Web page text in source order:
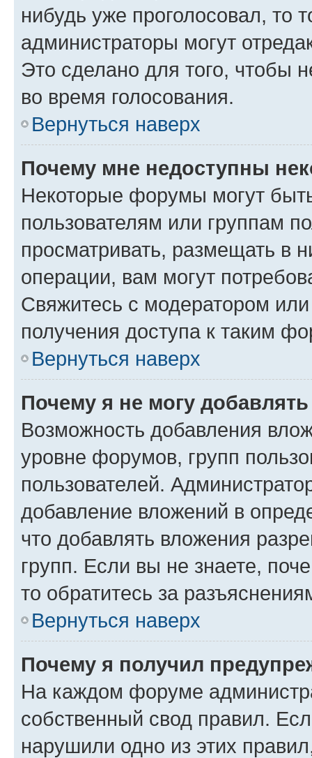
нибудь уже проголосовал, то
администраторы могут
Это сделано для того, чтобы
во время голосования.
Вернуться наверх
Почему мне недоступны
Некоторые форумы могут
пользователям или группам
просматривать, размещать в
операции, вам могут
Свяжитесь с модератором
получения доступа к таким
Вернуться наверх
Почему я не могу
Возможность добавления
уровне форумов, групп
пользователей.
добавление вложений в
что добавлять вложения
групп. Если вы не знаете,
то обратитесь за
Вернуться наверх
Почему я получил
На каждом форуме
собственный свод правил.
нарушили одно из этих